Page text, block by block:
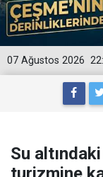
07 Ağustos 2026
Su